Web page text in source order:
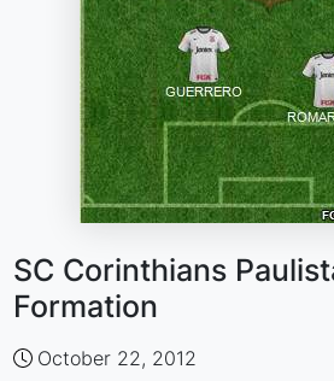
SC Corinthians
Formation
October 22, 2012